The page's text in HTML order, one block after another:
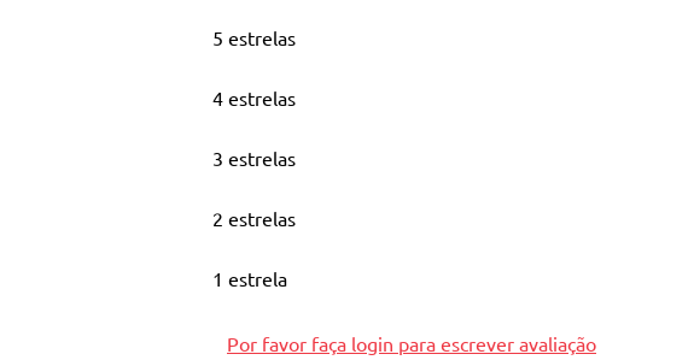
1 Leiteira com tampa5 estrelas
4 estrelas
3 estrelas
2 estrelas
1 estrela
Por favor faça login para escrever avaliação